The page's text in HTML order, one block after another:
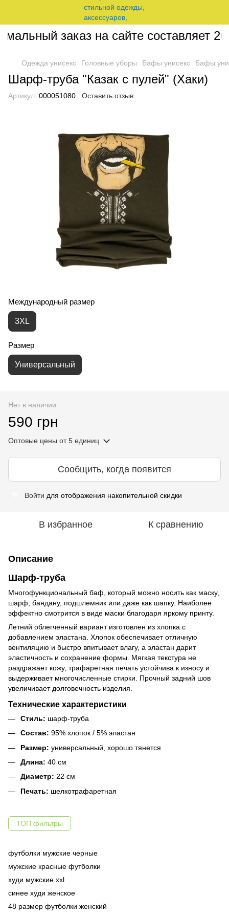
заказ на сайте составляет 200
Одежда унисекс Головные уборы Бафы унисекс Бафы
Шарф-труба "Казак с пулей" (Хаки)
Артикул: 000051080 Оставить отзыв
Международный размер
3XL
Размер
Универсальный
Нет в наличии
590 грн
Оптовые цены от 5 единиц
Сообщить, когда появится
Войти для отображения накопительной скидки
В избранное К сравнению
Описание
Шарф-труба
Многофункциональный баф, который можно носить как маску,
шарф, бандану, подшлемник или даже как шапку. Наиболее
эффектно смотрится в виде маски благодаря яркому принту.
Летний облегченный вариант изготовлен из хлопка с
добавлением эластана. Хлопок обеспечивает отличную
вентиляцию и быстро впитывает влагу, а эластан дарит
эластичность и сохранение формы. Мягкая текстура не
раздражает кожу, трафаретная печать устойчива к износу и
выдерживает многочисленные стирки. Прочный задний шов
увеличивает долговечность изделия.
Технические характеристики
Стиль: шарф-труба
Состав: 95% хлопок / 5% эластан
Размер: универсальный, хорошо тянется
Длина: 40 см
Диаметр: 22 см
Печать: шелкотрафаретная
ТОП фильтры
футболки мужские черные
мужские красные футболки
худи мужские xxl
синее худи женское
48 размер футболки женский